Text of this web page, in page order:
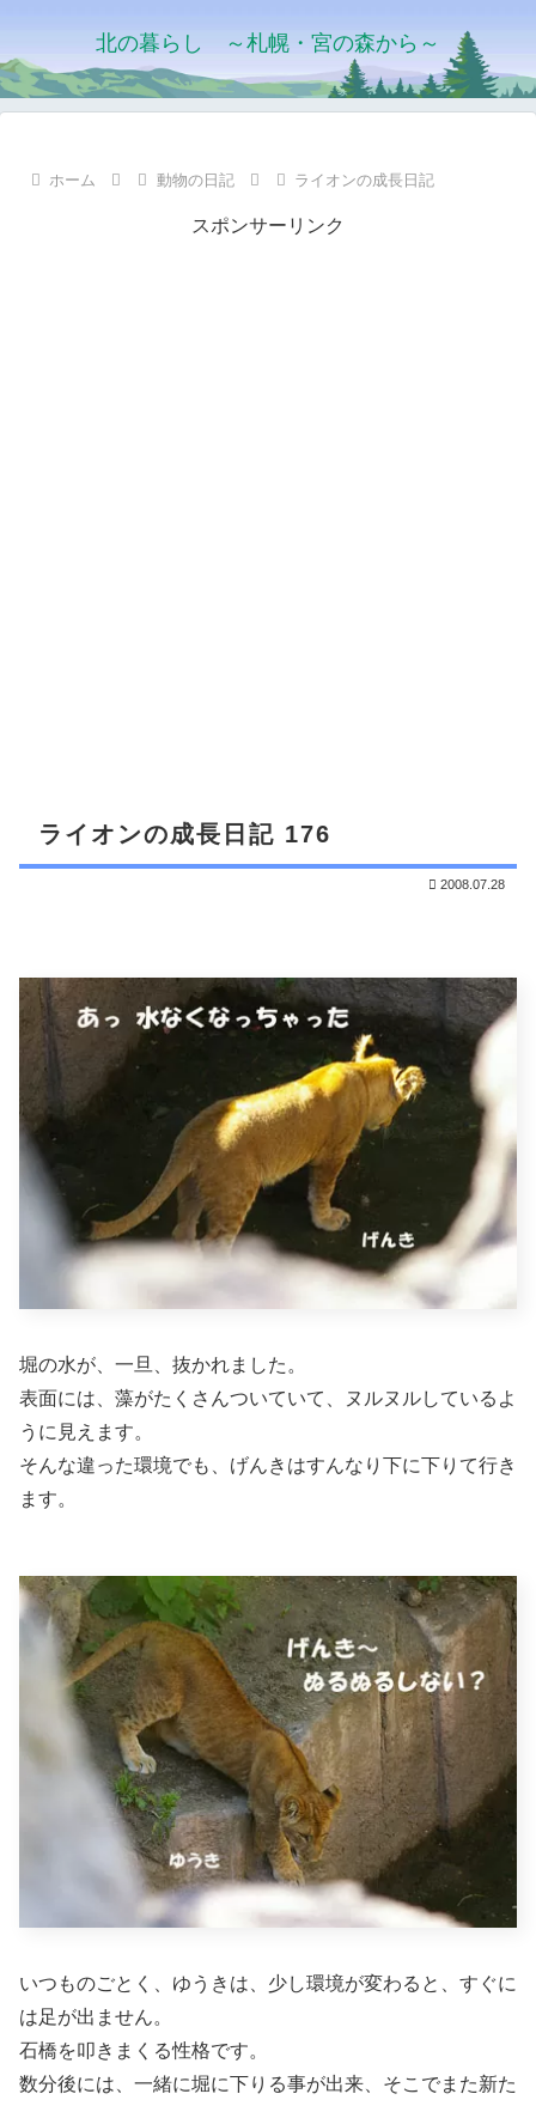
北の暮らし ～札幌・宮の森から～
ホーム 動物の日記 ライオンの成長日記
スポンサーリンク
ライオンの成長日記 176
2008.07.28
堀の水が、一旦、抜かれました。
表面には、藻がたくさんついていて、ヌルヌルしているよ
うに見えます。
そんな違った環境でも、げんきはすんなり下に下りて行き
ます。
いつものごとく、ゆうきは、少し環境が変わると、すぐに
は足が出ません。
石橋を叩きまくる性格です。
数分後には、一緒に堀に下りる事が出来、そこでまた新た